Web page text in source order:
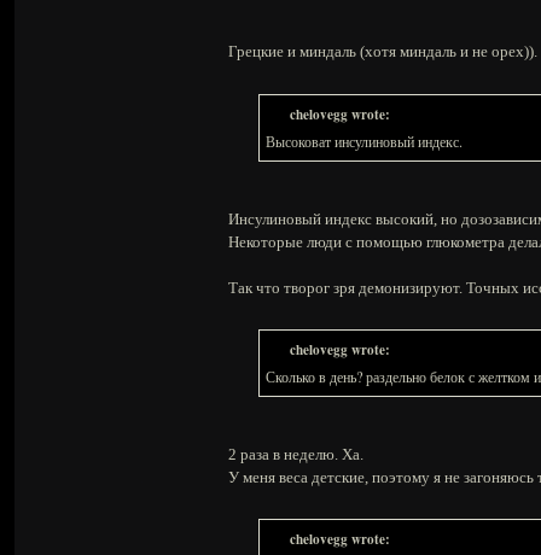
Грецкие и миндаль (хотя миндаль и не
chelovegg wrote:
Высоковат инсулиновый индекс.
Инсулиновый индекс высокий, но
Некоторые люди с помощью глюкометра
Так что творог зря демонизируют. Точных
chelovegg wrote:
Сколько в день? раздельно белок с желтком
2 раза в неделю. Ха.
У меня веса детские, поэтому я не загоняюсь
chelovegg wrote: